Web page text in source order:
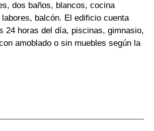
dos baños, blancos, cocina
balcón. El edificio cuenta
24 horas del día, piscinas, gimnasio,
amoblado o sin muebles según la